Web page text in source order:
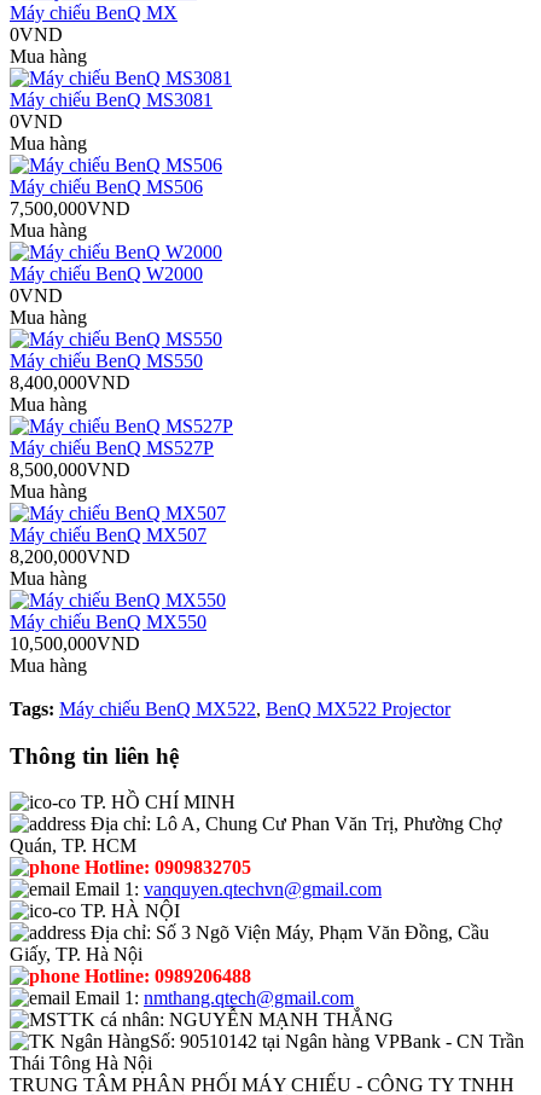
Máy chiếu BenQ MX
0VND
Mua hàng
Máy chiếu BenQ MS3081
0VND
Mua hàng
Máy chiếu BenQ MS506
7,500,000VND
Mua hàng
Máy chiếu BenQ W2000
0VND
Mua hàng
Máy chiếu BenQ MS550
8,400,000VND
Mua hàng
Máy chiếu BenQ MS527P
8,500,000VND
Mua hàng
Máy chiếu BenQ MX507
8,200,000VND
Mua hàng
Máy chiếu BenQ MX550
10,500,000VND
Mua hàng
Tags: Máy chiếu BenQ MX522, BenQ MX522 Projector
Thông tin liên hệ
TP. HỒ CHÍ MINH
Địa chỉ: Lô A, Chung Cư Phan Văn Trị, Phường Chợ
Quán, TP. HCM
Hotline: 0909832705
Email 1: vanquyen.qtechvn@gmail.com
TP. HÀ NỘI
Địa chỉ: Số 3 Ngõ Viện Máy, Phạm Văn Đồng, Cầu
Giấy, TP. Hà Nội
Hotline: 0989206488
Email 1: nmthang.qtech@gmail.com
TK cá nhân: NGUYỄN MẠNH THẮNG
Số: 90510142 tại Ngân hàng VPBank - CN Trần
Thái Tông Hà Nội
TRUNG TÂM PHÂN PHỐI MÁY CHIẾU - CÔNG TY TNHH